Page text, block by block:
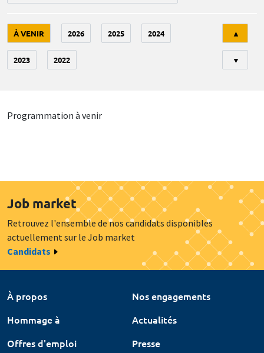
À VENIR 2026 2025 2024
2023 2022
▲
▼
Programmation à venir
Job market
Retrouvez l'ensemble de nos candidats disponibles
actuellement sur le Job market
Candidats
À propos
Nos engagements
Hommage à
Actualités
Offres d'emploi
Presse